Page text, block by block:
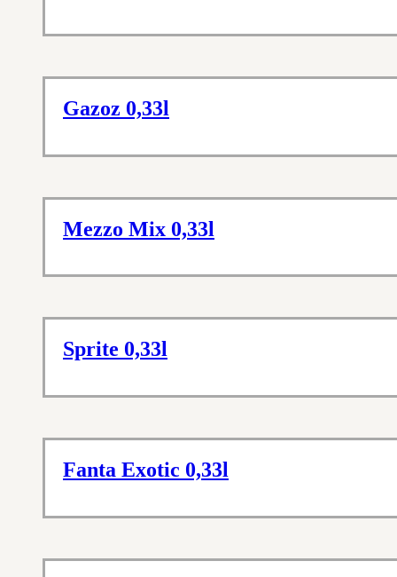
Gazoz 0,33l
Mezzo Mix 0,33l
Sprite 0,33l
Fanta Exotic 0,33l